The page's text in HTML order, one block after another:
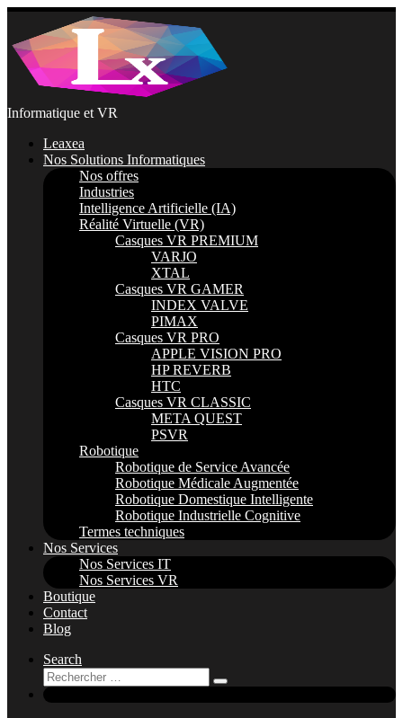
Passer
contenu
Informatique et VR
Leaxea
Nos Solutions Informatiques
Nos offres
Industries
Intelligence Artificielle (IA)
Réalité Virtuelle (VR)
Casques VR PREMIUM
VARJO
XTAL
Casques VR GAMER
INDEX VALVE
PIMAX
Casques VR PRO
APPLE VISION PRO
HP REVERB
HTC
Casques VR CLASSIC
META QUEST
PSVR
Robotique
Robotique de Service Avancée
Robotique Médicale Augmentée
Robotique Domestique Intelligente
Robotique Industrielle Cognitive
Termes techniques
Nos Services
Nos Services IT
Nos Services VR
Boutique
Contact
Blog
Search
Rechercher
Rechercher
…